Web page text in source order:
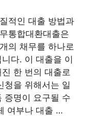
적인 대출 방법과
통합대환대출은
의 채무를 하나로
다. 이 대출을 이
한 번의 대출로
청을 위해서는 일
증명이 요구될 수
여부나 대출 …